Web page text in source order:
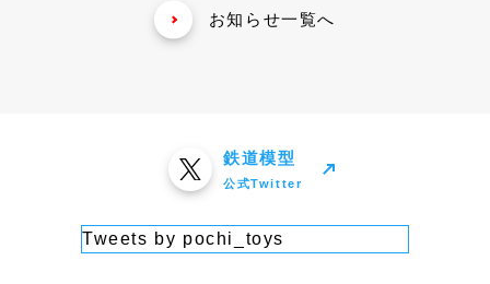
お知らせ一覧へ
鉄道模型
公式Twitter
Tweets by pochi_toys